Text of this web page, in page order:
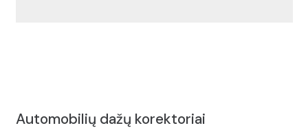
Automobilių dažų korektoriai